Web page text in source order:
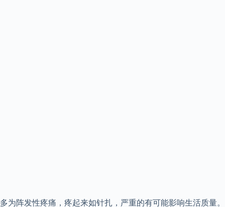
多为阵发性疼痛，疼起来如针扎，严重的有可能影响生活质量。